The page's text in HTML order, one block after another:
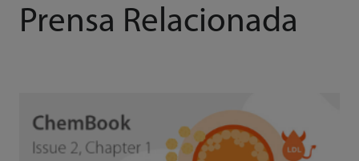
Prensa Relacionada